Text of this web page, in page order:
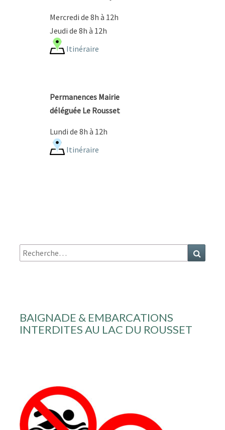
Mercredi de 8h à 12h
Jeudi de 8h à 12h
Itinéraire
Permanences Mairie
déléguée Le Rousset
Lundi de 8h à 12h
Itinéraire
Recherche
:
BAIGNADE & EMBARCATIONS
INTERDITES AU LAC DU ROUSSET